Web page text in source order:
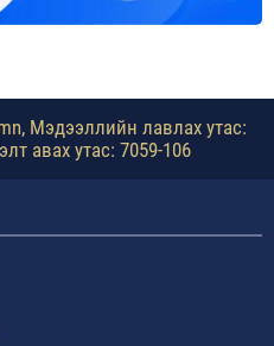
Мэдээллийн лавлах утас:
авах утас: 7059-106